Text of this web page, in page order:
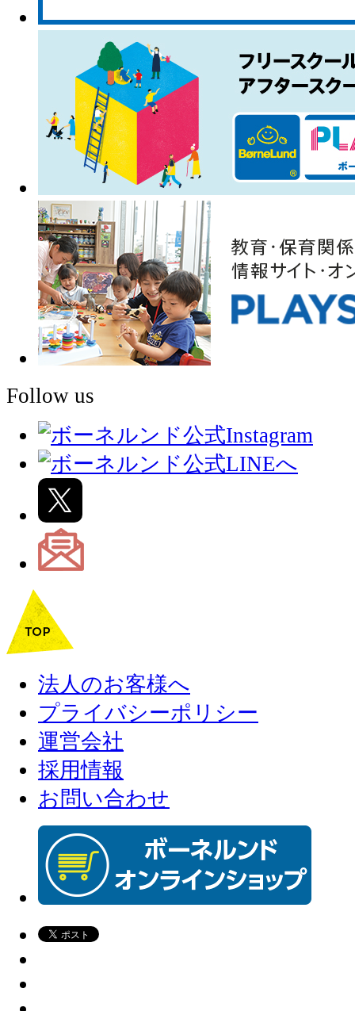
Follow us
法人のお客様へ
プライバシーポリシー
運営会社
採用情報
お問い合わせ